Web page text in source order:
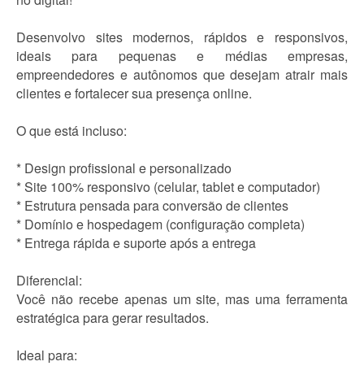
Desenvolvo sites modernos, rápidos e responsivos,
ideais para pequenas e médias empresas,
empreendedores e autônomos que desejam atrair mais
clientes e fortalecer sua presença online.
O que está incluso:
* Design profissional e personalizado
* Site 100% responsivo (celular, tablet e computador)
* Estrutura pensada para conversão de clientes
* Domínio e hospedagem (configuração completa)
* Entrega rápida e suporte após a entrega
Diferencial:
Você não recebe apenas um site, mas uma ferramenta
estratégica para gerar resultados.
Ideal para: